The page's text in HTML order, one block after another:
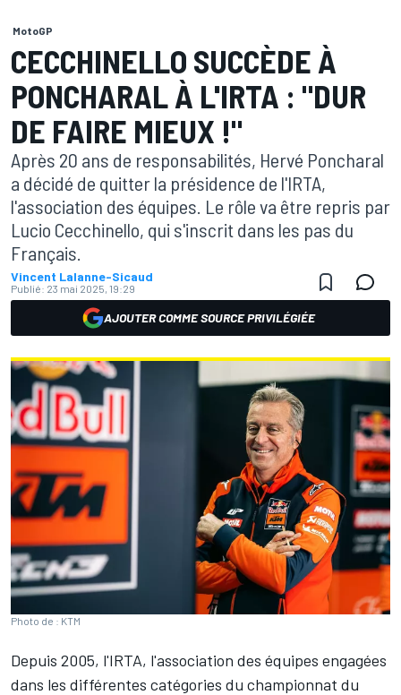
MotoGP
CECCHINELLO SUCCÈDE À
PONCHARAL À L'IRTA : "DUR
DE FAIRE MIEUX !"
Après 20 ans de responsabilités, Hervé Poncharal
a décidé de quitter la présidence de l'IRTA,
l'association des équipes. Le rôle va être repris par
Lucio Cecchinello, qui s'inscrit dans les pas du
Français.
Vincent Lalanne-Sicaud
Publié: 23 mai 2025, 19:29
AJOUTER COMME SOURCE PRIVILÉGIÉE
Photo de : KTM
Depuis 2005, l'IRTA, l'association des équipes engagées
dans les différentes catégories du championnat du